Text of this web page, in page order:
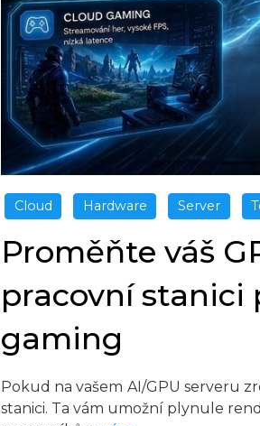
Cloud Hardware Server
Proměňte váš
pracovní stanici
gaming
Pokud na vašem AI/GPU serveru
stanici. Ta vám umožní plynule